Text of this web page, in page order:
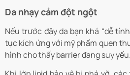
Da nhạy cảm đột ngột
Nếu trước đây da bạn khá “dễ
tục kích ứng với mỹ phẩm quen
hình cho thấy barrier đang suy yếu.